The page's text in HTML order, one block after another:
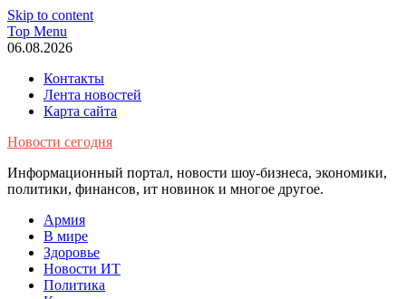
Skip to content
Top Menu
06.08.2026
Контакты
Лента новостей
Карта сайта
Новости сегодня
Информационный портал, новости шоу-бизнеса, экономики,
политики, финансов, ит новинок и многое другое.
Армия
В мире
Здоровье
Новости ИТ
Политика